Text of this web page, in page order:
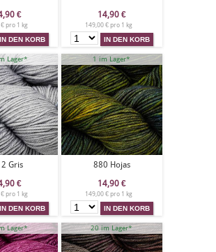
€
€ pro 1 kg
14,90 €
149,00 € pro 1 kg
Lager*
Gris
€
€ pro 1 kg
1 im Lager*
880 Hojas
14,90 €
149,00 € pro 1 kg
Lager* 20 im Lager*